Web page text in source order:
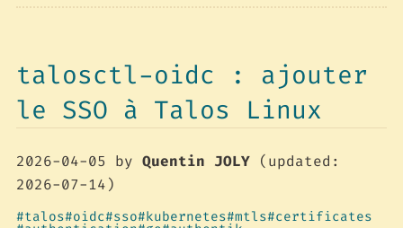
talosctl-oidc : ajouter
le SSO à Talos Linux
2026-04-05 by Quentin JOLY(updated:
2026-07-14)
talos oidc sso kubernetes mtls certificates